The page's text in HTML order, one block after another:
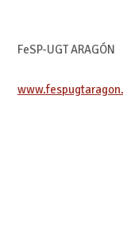
FeSP-UGT ARAGÓN